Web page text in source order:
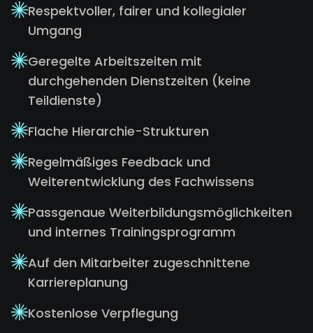
Respektvoller, fairer und kollegialer
Umgang
Geregelte Arbeitszeiten mit
durchgehenden Dienstzeiten (keine
Teildienste)
Flache Hierarchie-Strukturen
Regelmäßiges Feedback und
Weiterentwicklung des Fachwissens
Passgenaue Weiterbildungsmöglichkeiten
und internes Trainingsprogramm
Auf den Mitarbeiter zugeschnittene
Karriereplanung
Kostenlose Verpflegung